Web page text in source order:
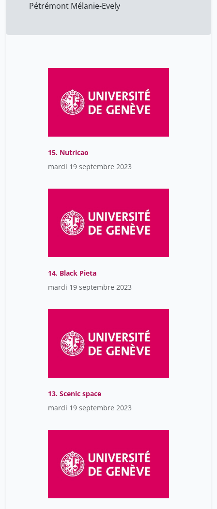
Pétrémont Mélanie-Evely
15. Nutricao
mardi 19 septembre 2023
14. Black Pieta
mardi 19 septembre 2023
13. Scenic space
mardi 19 septembre 2023